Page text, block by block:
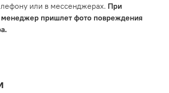
или в мессенджерах. При
менеджер пришлет фото повреждения